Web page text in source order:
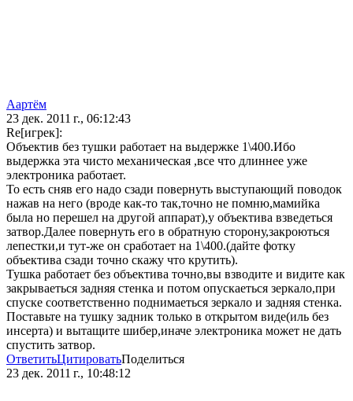
Аартём
23 дек. 2011 г., 06:12:43
Re[игрек]:
Объектив без тушки работает на выдержке 1\400.Ибо
выдержка эта чисто механическая ,все что длиннее уже
электроника работает.
То есть сняв его надо сзади повернуть выступающий поводок
нажав на него (вроде как-то так,точно не помню,мамийка
была но перешел на другой аппарат),у объектива взведеться
затвор.Далее повернуть его в обратную сторону,закроються
лепестки,и тут-же он сработает на 1\400.(дайте фотку
объектива сзади точно скажу что крутить).
Тушка работает без объектива точно,вы взводите и видите как
закрываеться задняя стенка и потом опускаеться зеркало,при
спуске соответственно поднимаеться зеркало и задняя стенка.
Поставьте на тушку задник только в открытом виде(иль без
инсерта) и вытащите шибер,иначе электроника может не дать
спустить затвор.
ОтветитьЦитироватьПоделиться
23 дек. 2011 г., 10:48:12